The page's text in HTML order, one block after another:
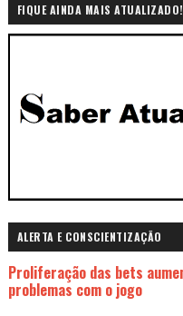
FIQUE AINDA MAIS ATUALIZADO!
ALERTA E CONSCIENTIZAÇÃO
Proliferação das bets
problemas com o jogo